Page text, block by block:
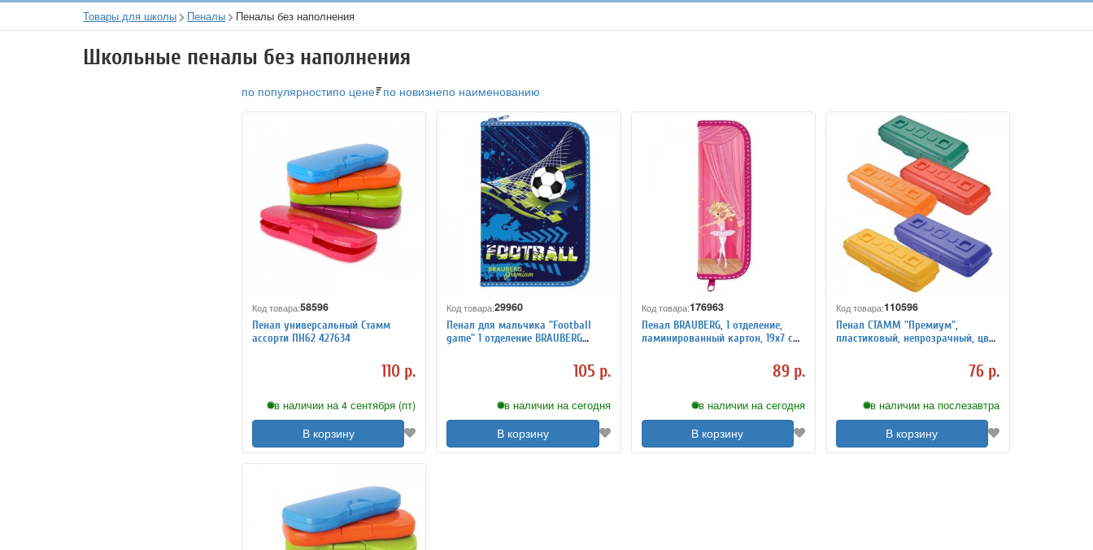
Товары для школы Пеналы Пеналы без наполнения
Школьные пеналы без наполнения
по популярностипо цене по новизнепо наименованию
Код товара:58596
Пенал универсальный Стамм
ассорти ПН62 427634
110 р.
в наличии на 4 сентября (пт)
В корзину
Код товара:29960
Пенал для мальчика "Football
game" 1 отделение BRAUBERG
105 р.
в наличии на сегодня
В корзину
Код товара:176963
Пенал BRAUBERG, 1 отделение,
ламинированный картон, 19х7 см,
89 р.
в наличии на сегодня
В корзину
Код товара:110596
Пенал СТАММ "Премиум",
пластиковый, непрозрачный, цвет
76 р.
в наличии на послезавтра
В корзину